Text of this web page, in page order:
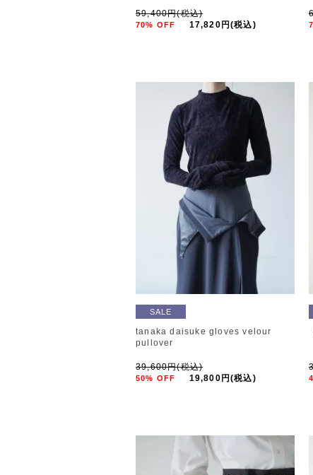
59,400円(税込)
70% OFF 17,820円(税込)
SALE
tanaka daisuke gloves velour
pullover
39,600円(税込)
50% OFF 19,800円(税込)